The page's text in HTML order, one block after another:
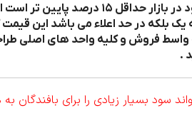
نکته بسیار مهم در مورد قیمت نخ و نقشه ارائه شده توسط پرشین بافت این است که قیمت ما نسبت به تقریبا تمامی قیمت های موجود در بازار حداقل ۱۵
بلکه در حد اعلاء می باشد این قیمت
فروش و کلیه واحد های اصلی
.
بسیار زیادی را برای بافندگان به